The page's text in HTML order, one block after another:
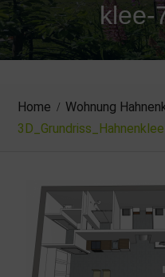
klee-
Home
Wohnung